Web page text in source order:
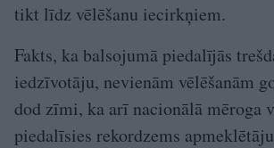
tikt līdz vēlēšanu iecirkņiem.
Fakts, ka balsojumā piedalījās
iedzīvotāju, nevienām vēlēšanām
dod zīmi, ka arī nacionālā mēroga
piedalīsies rekordzems